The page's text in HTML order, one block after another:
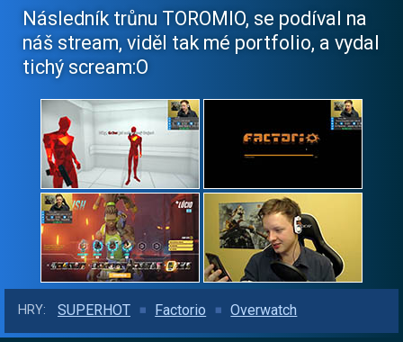
Následník trůnu TOROMIO, se podíval na
náš stream, viděl tak mé portfolio, a vydal
tichý scream:O
HRY: SUPERHOT Factorio Overwatch